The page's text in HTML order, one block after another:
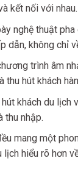
kết nối với nhau.
nghệ thuật
không chỉ
trình âm
hút khách
khách du
thu nhập.
mang một
hiểu rõ hơn